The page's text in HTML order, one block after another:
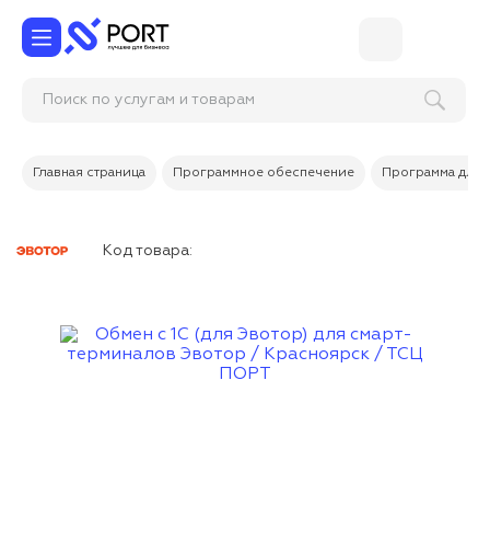
Поиск по услугам и товарам
Главная страница Программное обеспечение Программа для
Код товара: